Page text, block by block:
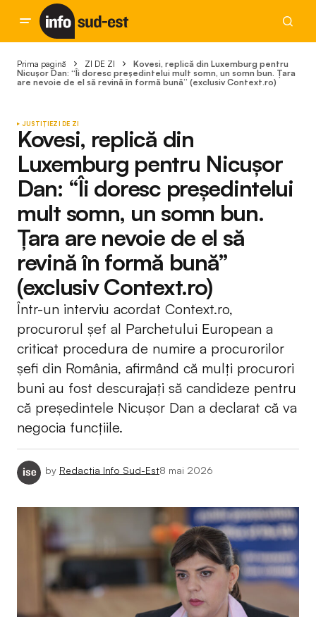
Prima pagină ZI DE ZI
Kovesi, replică din Luxemburg pentru
Nicușor Dan: “Îi doresc președintelui mult somn, un somn bun. Țara
are nevoie de el să revină în formă bună” (exclusiv Context.ro)
JUSTIȚIEZI DE ZI
Kovesi, replică din
Luxemburg pentru Nicușor
Dan: “Îi doresc președintelui
mult somn, un somn bun.
Țara are nevoie de el să
revină în formă bună”
(exclusiv Context.ro)
Într-un interviu acordat Context.ro,
procurorul șef al Parchetului European a
criticat procedura de numire a procurorilor
șefi din România, afirmând că mulți procurori
buni au fost descurajați să candideze pentru
că președintele Nicușor Dan a declarat că va
negocia funcțiile.
by Redactia Info Sud-Est8 mai 2026